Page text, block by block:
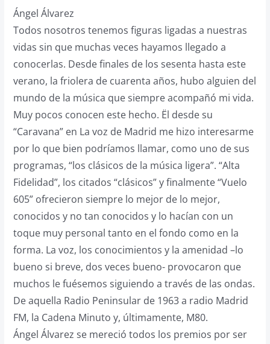
Buscar:
Ángel Álvarez
Todos nosotros tenemos figuras ligadas a nuestras
vidas sin que muchas veces hayamos llegado a
conocerlas. Desde finales de los sesenta hasta este
verano, la friolera de cuarenta años, hubo alguien del
mundo de la música que siempre acompañó mi vida.
Muy pocos conocen este hecho. Ël desde su
“Caravana” en La voz de Madrid me hizo interesarme
por lo que bien podríamos llamar, como uno de sus
programas, “los clásicos de la música ligera”. “Alta
Fidelidad”, los citados “clásicos” y finalmente “Vuelo
605” ofrecieron siempre lo mejor de lo mejor,
conocidos y no tan conocidos y lo hacían con un
toque muy personal tanto en el fondo como en la
forma. La voz, los conocimientos y la amenidad –lo
bueno si breve, dos veces bueno- provocaron que
muchos le fuésemos siguiendo a través de las ondas.
De aquella Radio Peninsular de 1963 a radio Madrid
FM, la Cadena Minuto y, últimamente, M80.
Ángel Álvarez se mereció todos los premios por ser